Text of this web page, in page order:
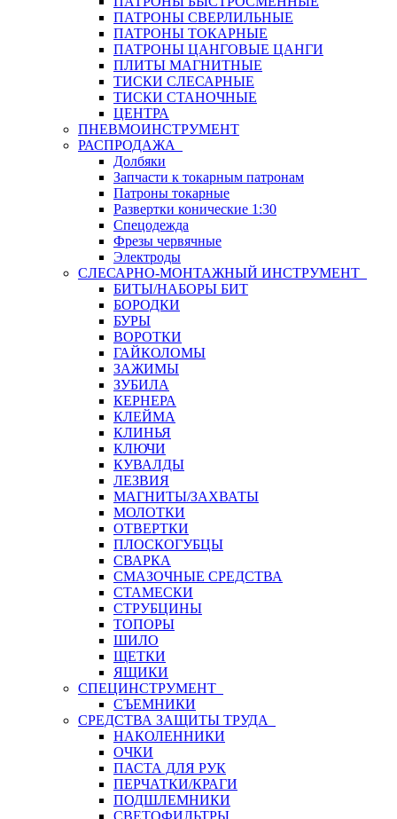
ПАТРОНЫ СВЕРЛИЛЬНЫЕ
ПАТРОНЫ ТОКАРНЫЕ
ПАТРОНЫ ЦАНГОВЫЕ ЦАНГИ
ПЛИТЫ МАГНИТНЫЕ
ТИСКИ СЛЕСАРНЫЕ
ТИСКИ СТАНОЧНЫЕ
ЦЕНТРА
ПНЕВМОИНСТРУМЕНТ
РАСПРОДАЖА
Долбяки
Запчасти к токарным патронам
Патроны токарные
Развертки конические 1:30
Спецодежда
Фрезы червячные
Электроды
СЛЕСАРНО-МОНТАЖНЫЙ ИНСТРУМЕНТ
БИТЫ/НАБОРЫ БИТ
БОРОДКИ
БУРЫ
ВОРОТКИ
ГАЙКОЛОМЫ
ЗАЖИМЫ
ЗУБИЛА
КЕРНЕРА
КЛЕЙМА
КЛИНЬЯ
КЛЮЧИ
КУВАЛДЫ
ЛЕЗВИЯ
МАГНИТЫ/ЗАХВАТЫ
МОЛОТКИ
ОТВЕРТКИ
ПЛОСКОГУБЦЫ
СВАРКА
СМАЗОЧНЫЕ СРЕДСТВА
СТАМЕСКИ
СТРУБЦИНЫ
ТОПОРЫ
ШИЛО
ЩЕТКИ
ЯЩИКИ
СПЕЦИНСТРУМЕНТ
СЪЕМНИКИ
СРЕДСТВА ЗАЩИТЫ ТРУДА
НАКОЛЕННИКИ
ОЧКИ
ПАСТА ДЛЯ РУК
ПЕРЧАТКИ/КРАГИ
ПОДШЛЕМНИКИ
СВЕТОФИЛЬТРЫ